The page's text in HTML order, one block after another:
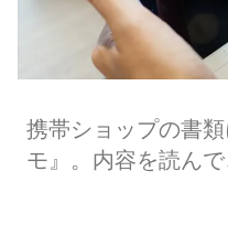
携帯ショップの書
モ』。内容を読ん